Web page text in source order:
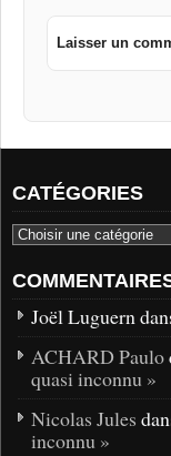
CATÉGORIES
Joël Luguern
ACHARD Paulo
quasi inconnu »
Nicolas Jules
inconnu »